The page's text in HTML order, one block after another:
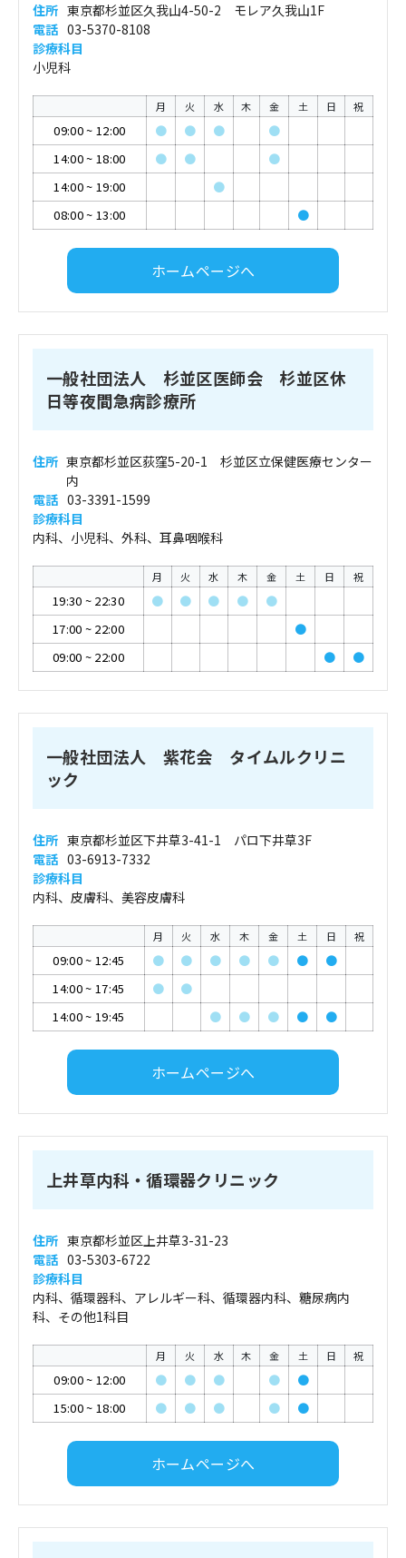
住所 東京都杉並区久我山4-50-2 モレア久我山1F
電話 03-5370-8108
診療科目
小児科
月 火 水 木 金 土 日 祝
09:00~ 12:00 ● ● ●
●
14:00~ 18:00 ● ●
●
14:00~ 19:00
●
08:00~ 13:00 ●
ホームページへ
一般社団法人 杉並区医師会 杉並区休
日等夜間急病診療所
住所 東京都杉並区荻窪5-20-1 杉並区立保健医療センター
内
電話 03-3391-1599
診療科目
内科、小児科、外科、耳鼻咽喉科
月 火 水 木 金 土 日 祝
19:30 ~ 22:30 ● ● ● ●
●
17:00 ~ 22:00
●
09:00 ~ 22:00 ● ●
一般社団法人 紫花会 タイムルクリニ
ック
住所 東京都杉並区下井草3-41-1 パロ下井草3F
電話 03-6913-7332
診療科目
内科、皮膚科、美容皮膚科
月 火 水 木 金 土 日 祝
09:00~ 12:45 ● ● ● ● ● ●
●
14:00~ 17:45 ●
●
14:00~ 19:45 ● ● ● ● ●
ホームページへ
上井草内科・循環器クリニック
住所 東京都杉並区上井草3-31-23
電話 03-5303-6722
診療科目
内科、循環器科、アレルギー科、循環器内科、糖尿病内
科、その他1科目
月 火 水 木 金 土 日 祝
09:00~ 12:00 ● ● ● ●
●
15:00~ 18:00 ● ● ● ● ●
ホームページへ